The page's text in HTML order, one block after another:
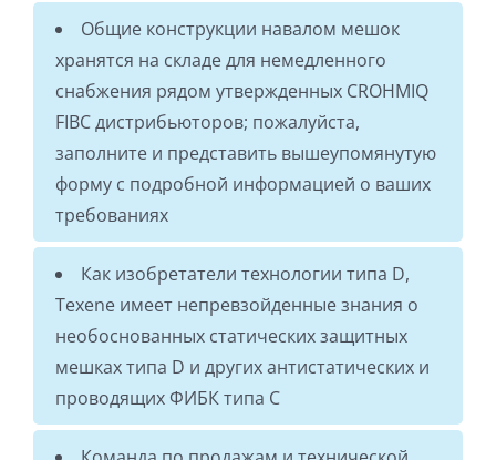
Общие конструкции навалом мешок
хранятся на складе для немедленного
снабжения рядом утвержденных CROHMIQ
FIBC дистрибьюторов; пожалуйста,
заполните и представить вышеупомянутую
форму с подробной информацией о ваших
требованиях
Как изобретатели технологии типа D,
Texene имеет непревзойденные знания о
необоснованных статических защитных
мешках типа D и других антистатических и
проводящих ФИБК типа C